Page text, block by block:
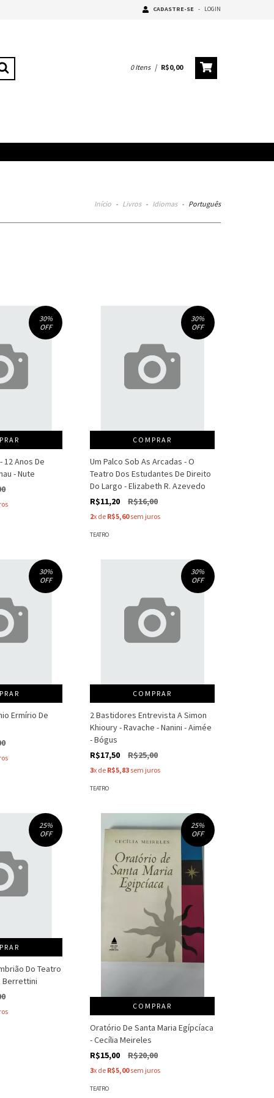
CADASTRE-SE - LOGIN
0Itens | R$0,00
Início - Livros - Idiomas - Português
30%
OFF
12 Anos De
- Nute
30%
OFF
COMPRAR
Um Palco Sob As Arcadas - O
Teatro Dos Estudantes De Direito
Do Largo - Elizabeth R. Azevedo
R$11,20
R$16,00
2x de R$5,60sem juros
TEATRO
30%
OFF
Ermírio De
30%
OFF
COMPRAR
2 Bastidores Entrevista A Simon
Khioury - Ravache - Nanini - Aimée
- Bógus
R$17,50
R$25,00
3x de R$5,83 sem juros
TEATRO
25%
OFF
Do Teatro
Berrettini
25%
OFF
COMPRAR
Oratório De Santa Maria Egípcíaca
- Cecília Meireles
R$15,00
R$20,00
3x de R$5,00sem juros
TEATRO